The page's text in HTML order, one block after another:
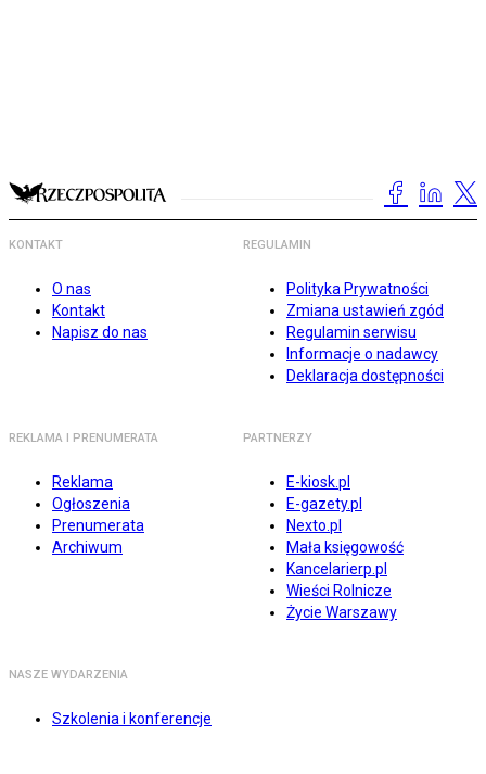
KONTAKT
O nas
Kontakt
Napisz do nas
REGULAMIN
Polityka Prywatności
Zmiana ustawień zgód
Regulamin serwisu
Informacje o nadawcy
Deklaracja dostępności
REKLAMA I PRENUMERATA
Reklama
Ogłoszenia
Prenumerata
Archiwum
PARTNERZY
E-kiosk.pl
E-gazety.pl
Nexto.pl
Mała księgowość
Kancelarierp.pl
Wieści Rolnicze
Życie Warszawy
NASZE WYDARZENIA
Szkolenia i konferencje